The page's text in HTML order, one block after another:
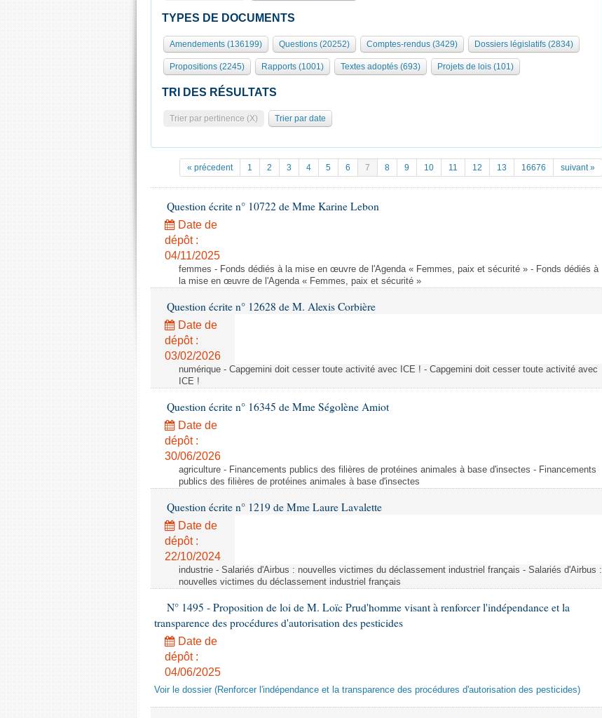
TYPES DE DOCUMENTS
Amendements (136199) Questions (20252) Comptes-rendus (3429) Dossiers législatifs (2834)
Propositions (2245) Rapports (1001) Textes adoptés (693) Projets de lois (101)
TRI DES RÉSULTATS
Trier par pertinence (X) Trier par date
« précedent 1 2 3 4 5 6 7 8 9 10 11 12 13 16676 suivant »
Question écrite n° 10722 de Mme Karine Lebon
Date de
dépôt :
04/11/2025
femmes - Fonds dédiés à la mise en œuvre de l'Agenda « Femmes, paix et sécurité » - Fonds dédiés à
la mise en œuvre de l'Agenda « Femmes, paix et sécurité »
Question écrite n° 12628 de M. Alexis Corbière
Date de
dépôt :
03/02/2026
numérique - Capgemini doit cesser toute activité avec ICE ! - Capgemini doit cesser toute activité avec
ICE !
Question écrite n° 16345 de Mme Ségolène Amiot
Date de
dépôt :
30/06/2026
agriculture - Financements publics des filières de protéines animales à base d'insectes - Financements
publics des filières de protéines animales à base d'insectes
Question écrite n° 1219 de Mme Laure Lavalette
Date de
dépôt :
22/10/2024
industrie - Salariés d'Airbus : nouvelles victimes du déclassement industriel français - Salariés d'Airbus :
nouvelles victimes du déclassement industriel français
N° 1495 - Proposition de loi de M. Loïc Prud'homme visant à renforcer l'indépendance et la
transparence des procédures d'autorisation des pesticides
Date de
dépôt :
04/06/2025
Voir le dossier (Renforcer l'indépendance et la transparence des procédures d'autorisation des pesticides)